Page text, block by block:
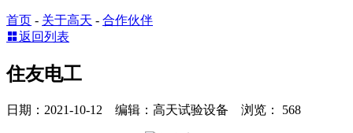
首页 - 关于高天 - 合作伙伴
返回列表
住友电工
日期：2021-10-12 编辑：高天试验设备 浏览： 568